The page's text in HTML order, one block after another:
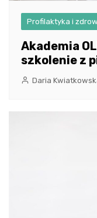
Profilaktyka i
Akademia
szkolenie z
Daria